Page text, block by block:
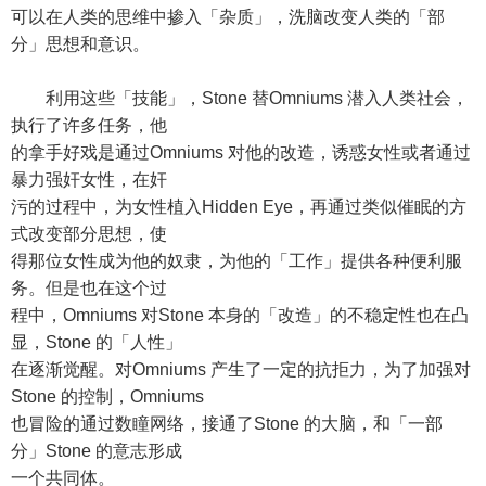
可以在人类的思维中掺入「杂质」，洗脑改变人类的「部
分」思想和意识。
利用这些「技能」，Stone 替Omniums 潜入人类社会，
执行了许多任务，他
的拿手好戏是通过Omniums 对他的改造，诱惑女性或者通过
暴力强奸女性，在奸
污的过程中，为女性植入Hidden Eye，再通过类似催眠的方
式改变部分思想，使
得那位女性成为他的奴隶，为他的「工作」提供各种便利服
务。但是也在这个过
程中，Omniums 对Stone 本身的「改造」的不稳定性也在凸
显，Stone 的「人性」
在逐渐觉醒。对Omniums 产生了一定的抗拒力，为了加强对
Stone 的控制，Omniums
也冒险的通过数瞳网络，接通了Stone 的大脑，和「一部
分」Stone 的意志形成
一个共同体。